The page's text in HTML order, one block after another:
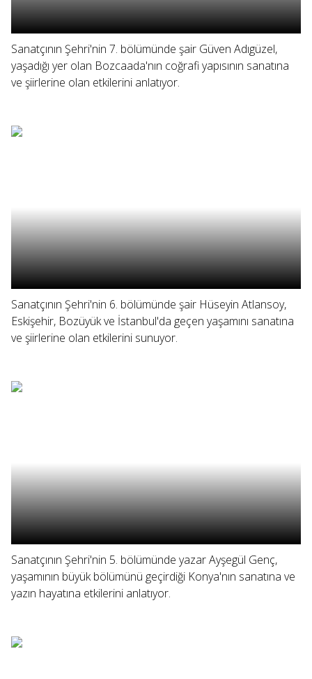
Sanatçının Şehri'nin 7. bölümünde şair Güven Adıgüzel,
yaşadığı yer olan Bozcaada'nın coğrafi yapısının sanatına
ve şiirlerine olan etkilerini anlatıyor.
Sanatçının Şehri'nin 6. bölümünde şair Hüseyin Atlansoy,
Eskişehir, Bozüyük ve İstanbul'da geçen yaşamını sanatına
ve şiirlerine olan etkilerini sunuyor.
Sanatçının Şehri'nin 5. bölümünde yazar Ayşegül Genç,
yaşamının büyük bölümünü geçirdiği Konya'nın sanatına ve
yazın hayatına etkilerini anlatıyor.